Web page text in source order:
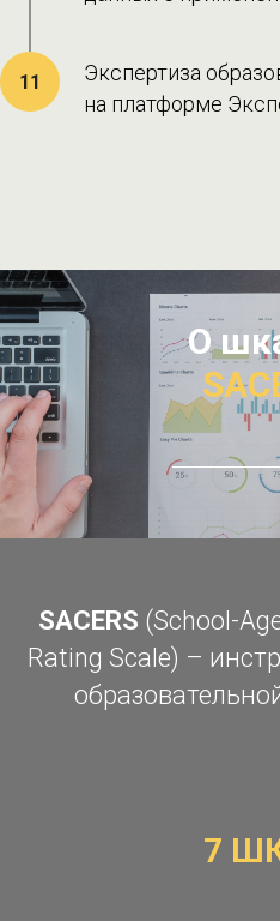
11
Экспертиза
на платформе
О
SACERS (School-
Rating Scale) –
7